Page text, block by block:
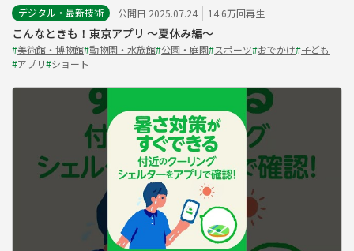
デジタル・最新技術
公開日 2025.07.24 14.6万回再生
こんなときも！東京アプリ ～夏休み編～
#美術館・博物館#動物園・水族館#公園・庭園#スポーツ#おでかけ#子ども
#アプリ#ショート